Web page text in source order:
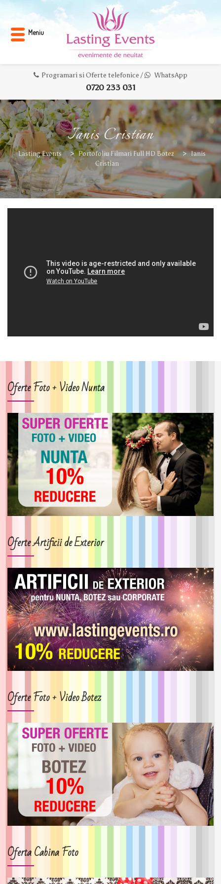
Programari si Oferte telefonice / WhatsApp
0720 233 031
Ianis Cristian
Lasting Events > Portofoliu Filmari Full HD Botez > Ianis
Cristian
Oferte Foto + Video Nunta
Oferte Artificii de Exterior
Oferte Foto + Video Botez
Oferta Cabina Foto
Meniu